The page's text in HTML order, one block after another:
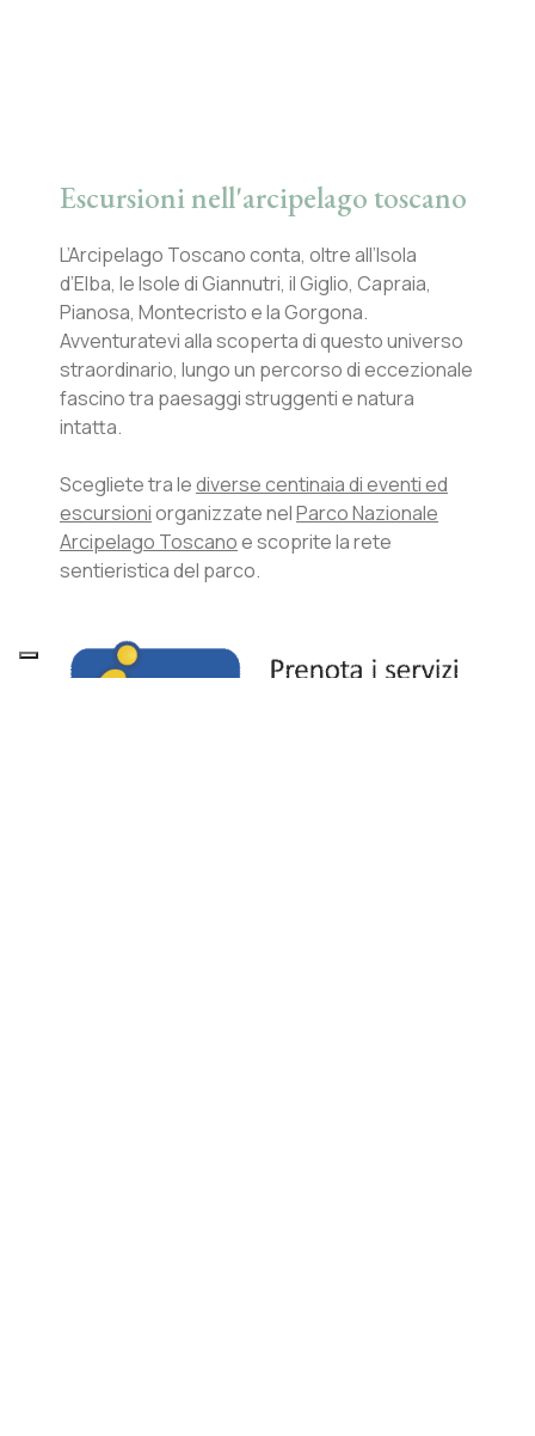
Escursioni nell'arcipelago toscano
L’Arcipelago Toscano conta, oltre all’Isola
d’Elba, le Isole di Giannutri, il Giglio, Capraia,
Pianosa, Montecristo e la Gorgona.
Avventuratevi alla scoperta di questo universo
straordinario, lungo un percorso di eccezionale
fascino tra paesaggi struggenti e natura
intatta.
Scegliete tra lediverse centinaia di eventi ed
escursioniorganizzate nelParco Nazionale
Arcipelago Toscanoe scoprite la rete
sentieristica del parco.